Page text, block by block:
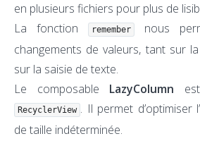
en plusieurs fichiers pour plus de
La fonction
remember
nous
changements de valeurs, tant sur
sur la saisie de texte.
Le composable LazyColumn
RecyclerView . Il permet d’optimiser
de taille indéterminée.